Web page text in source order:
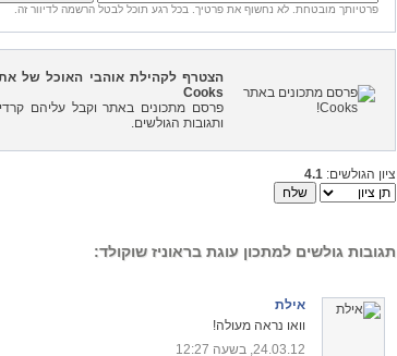
פרטיותך מובטחת. לא נחשוף את פרטיך. בכל רגע תוכל לבטל הרשמה לדיוור זה.
הצטרף לקהילת אוהבי האוכל של
Cooks
פרסם מתכונים באתר וקבל עליהם
ותגובות הגולשים.
ציון הגולשים: 4.1
תגובות גולשים למתכון עוגת בראוניז שוקולד:
אילת
וואו נראה מעולה!
24.03.12, בשעה 12:27